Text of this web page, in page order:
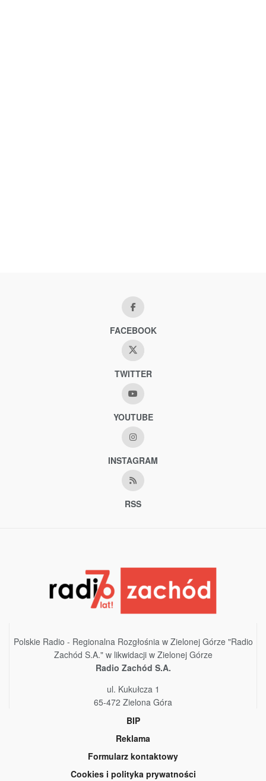
FACEBOOK
TWITTER
YOUTUBE
INSTAGRAM
RSS
Polskie Radio - Regionalna Rozgłośnia w Zielonej Górze "Radio
Zachód S.A." w likwidacji w Zielonej Górze
Radio Zachód S.A.
ul. Kukułcza 1
65-472 Zielona Góra
BIP
Reklama
Formularz kontaktowy
Cookies i polityka prywatności